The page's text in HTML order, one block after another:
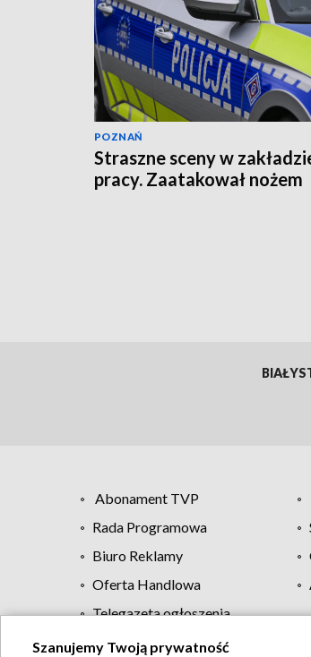
POZNAŃ
Straszne sceny w
pracy. Zaatakował nożem
Abonament TVP
Rada Programowa
Biuro Reklamy
Oferta Handlowa
Telegazeta ogłoszenia
Szanujemy Twoją prywatność